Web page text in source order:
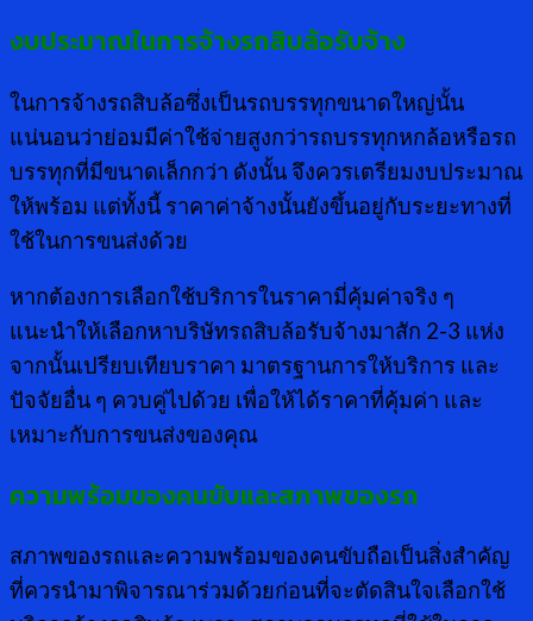
งบประมาณในการจ้างรถสิบล้อรับจ้าง
ในการจ้างรถสิบล้อซึ่งเป็นรถบรรทุกขนาดใหญ่นั้น
แน่นอนว่าย่อมมีค่าใช้จ่ายสูงกว่ารถบรรทุกหกล้อหรือรถ
บรรทุกที่มีขนาดเล็กกว่า ดังนั้น จึงควรเตรียมงบประมาณ
ให้พร้อม แต่ทั้งนี้ ราคาค่าจ้างนั้นยังขึ้นอยู่กับระยะทางที่
ใช้ในการขนส่งด้วย
หากต้องการเลือกใช้บริการในราคามี่คุ้มค่าจริง ๆ
แนะนำให้เลือกหาบริษัทรถสิบล้อรับจ้างมาสัก 2-3 แห่ง
จากนั้นเปรียบเทียบราคา มาตรฐานการให้บริการ และ
ปัจจัยอื่น ๆ ควบคู่ไปด้วย เพื่อให้ได้ราคาที่คุ้มค่า และ
เหมาะกับการขนส่งของคุณ
ความพร้อมของคนขับและสภาพของรถ
สภาพของรถและความพร้อมของคนขับถือเป็นสิ่งสำคัญ
ที่ควรนำมาพิจารณาร่วมด้วยก่อนที่จะตัดสินใจเลือกใช้